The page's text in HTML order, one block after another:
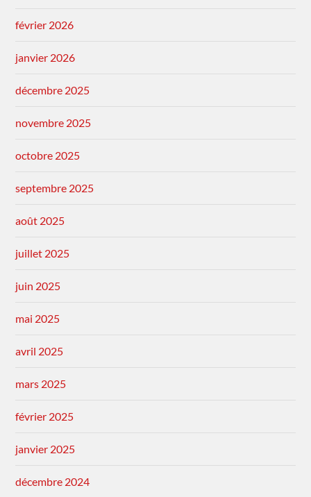
février 2026
janvier 2026
décembre 2025
novembre 2025
octobre 2025
septembre 2025
août 2025
juillet 2025
juin 2025
mai 2025
avril 2025
mars 2025
février 2025
janvier 2025
décembre 2024